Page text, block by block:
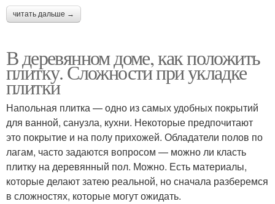
читать дальше →
В деревянном доме, как положить
плитку. Сложности при укладке
плитки
Напольная плитка — одно из самых удобных покрытий
для ванной, санузла, кухни. Некоторые предпочитают
это покрытие и на полу прихожей. Обладатели полов по
лагам, часто задаются вопросом — можно ли класть
плитку на деревянный пол. Можно. Есть материалы,
которые делают затею реальной, но сначала разберемся
в сложностях, которые могут ожидать.